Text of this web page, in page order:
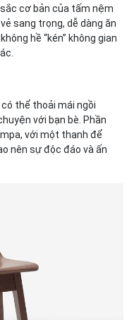
cơ bản của tấm nệm
sang trọng, dễ dàng ăn
hề “kén” không gian
có thể thoải mái ngồi
với bạn bè. Phần
với một thanh để
nên sự độc đáo và ấn